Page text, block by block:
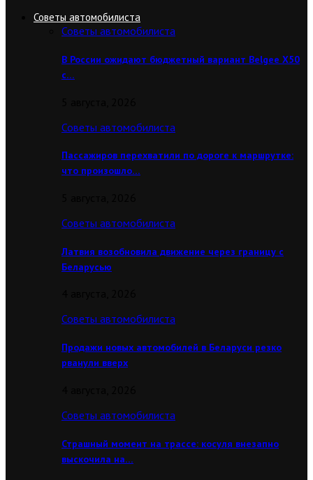
Советы автомобилиста
Советы автомобилиста
В России ожидают бюджетный вариант Belgee X50
с…
Советы автомобилиста
Пассажиров перехватили по дороге к маршрутке:
что произошло…
Советы автомобилиста
Латвия возобновила движение через границу с
Беларусью
Советы автомобилиста
Продажи новых автомобилей в Беларуси резко
рванули вверх
Советы автомобилиста
Страшный момент на трассе: косуля внезапно
выскочила на…